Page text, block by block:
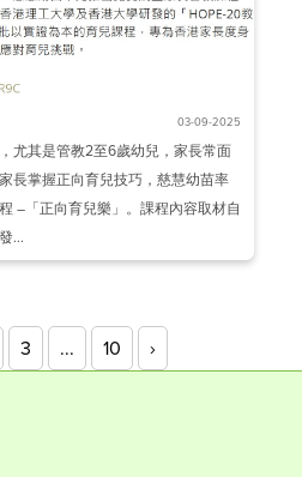
03-09-2025
尤其是管教2至6歲幼兒，家長常面
長掌握正向育兒技巧，慈慧幼苗率
–「正向育兒樂」。課程內容取材自
...
3 ... 10 ›